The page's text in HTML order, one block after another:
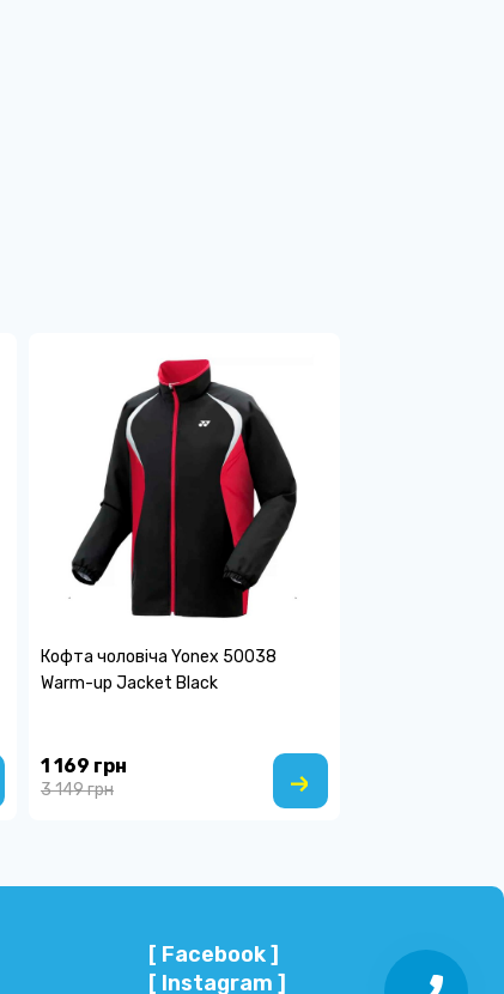
Кофта чоловіча Yonex 50038
Warm-up Jacket Black
1 169 грн
3 149 грн
[ Facebook ]
[ Instagram ]